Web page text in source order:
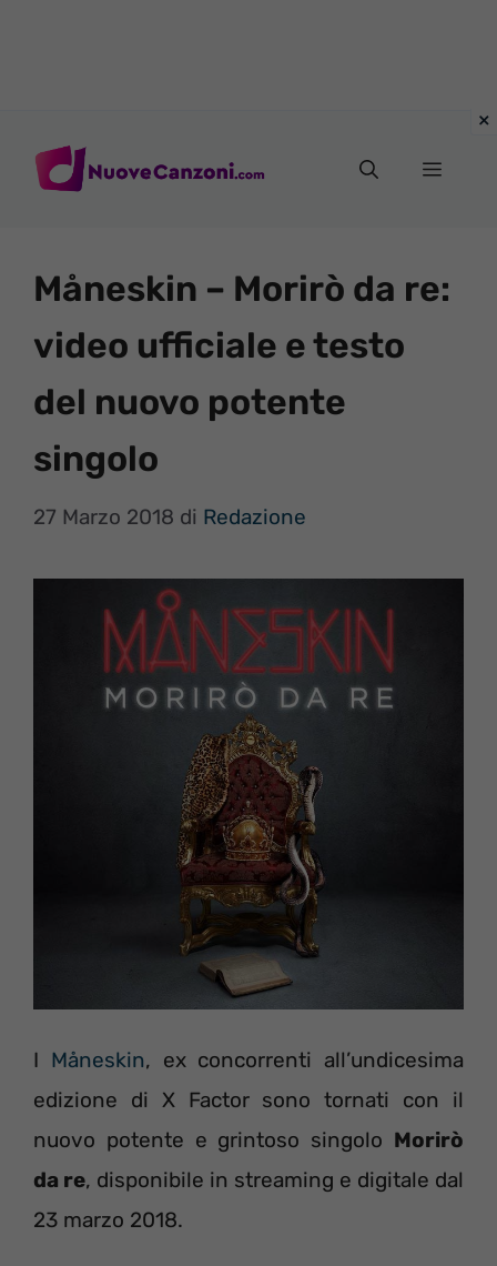
Menu
Måneskin – Morirò da re:
video ufficiale e testo
del nuovo potente
singolo
27 Marzo 2018 di Redazione
I Måneskin, ex concorrenti all’undicesima
edizione di X Factor sono tornati con il
nuovo potente e grintoso singolo Morirò
da re, disponibile in streaming e digitale dal
23 marzo 2018.